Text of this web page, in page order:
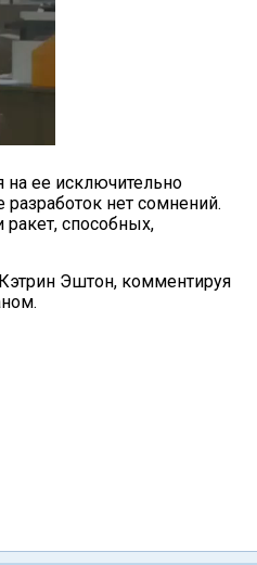
на ее исключительно
нет сомнений.
способных,
Эштон, комментируя